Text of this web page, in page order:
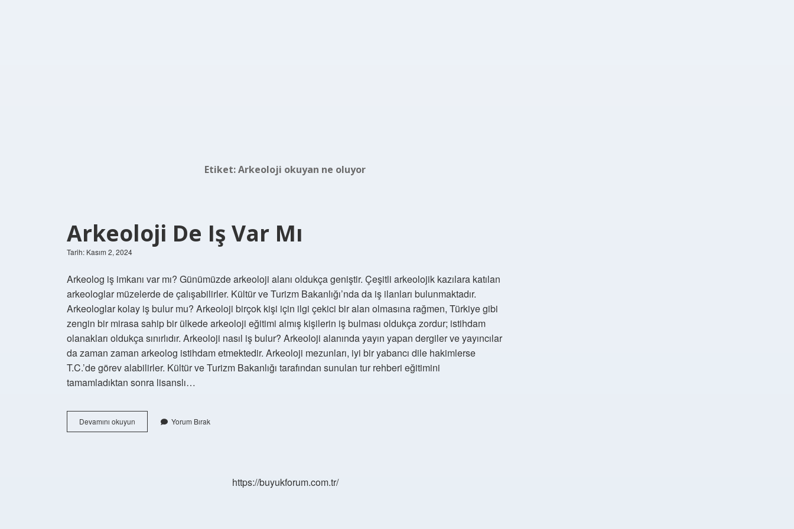
Etiket:Arkeoloji okuyan ne oluyor
Arkeoloji De Iş Var Mı
Tarih: Kasım 2, 2024
Arkeolog iş imkanı var mı? Günümüzde arkeoloji alanı oldukça geniştir. Çeşitli arkeolojik kazılara katılan
arkeologlar müzelerde de çalışabilirler. Kültür ve Turizm Bakanlığı’nda da iş ilanları bulunmaktadır.
Arkeologlar kolay iş bulur mu? Arkeoloji birçok kişi için ilgi çekici bir alan olmasına rağmen, Türkiye gibi
zengin bir mirasa sahip bir ülkede arkeoloji eğitimi almış kişilerin iş bulması oldukça zordur; istihdam
olanakları oldukça sınırlıdır. Arkeoloji nasıl iş bulur? Arkeoloji alanında yayın yapan dergiler ve yayıncılar
da zaman zaman arkeolog istihdam etmektedir. Arkeoloji mezunları, iyi bir yabancı dile hakimlerse
T.C.’de görev alabilirler. Kültür ve Turizm Bakanlığı tarafından sunulan tur rehberi eğitimini
tamamladıktan sonra lisanslı…
Devamını okuyun Arkeoloji
De
Yorum Bırak
https://buyukforum.com.tr/